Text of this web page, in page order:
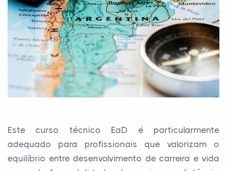
Este curso técnico EaD é particularmente
adequado para profissionais que valorizam o
equilíbrio entre desenvolvimento de carreira e vida